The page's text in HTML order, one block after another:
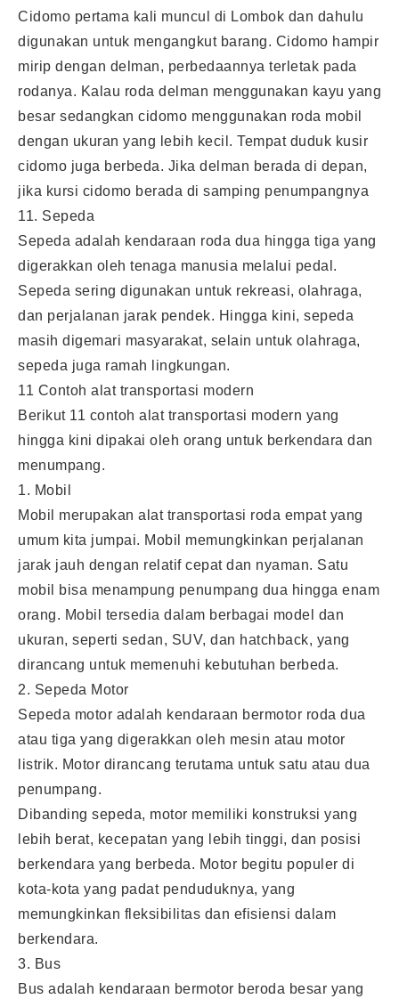
Cidomo pertama kali muncul di Lombok dan dahulu
digunakan untuk mengangkut barang. Cidomo hampir
mirip dengan delman, perbedaannya terletak pada
rodanya. Kalau roda delman menggunakan kayu yang
besar sedangkan cidomo menggunakan roda mobil
dengan ukuran yang lebih kecil. Tempat duduk kusir
cidomo juga berbeda. Jika delman berada di depan,
jika kursi cidomo berada di samping penumpangnya
11. Sepeda
Sepeda adalah kendaraan roda dua hingga tiga yang
digerakkan oleh tenaga manusia melalui pedal.
Sepeda sering digunakan untuk rekreasi, olahraga,
dan perjalanan jarak pendek. Hingga kini, sepeda
masih digemari masyarakat, selain untuk olahraga,
sepeda juga ramah lingkungan.
11 Contoh alat transportasi modern
Berikut 11 contoh alat transportasi modern yang
hingga kini dipakai oleh orang untuk berkendara dan
menumpang.
1. Mobil
Mobil merupakan alat transportasi roda empat yang
umum kita jumpai. Mobil memungkinkan perjalanan
jarak jauh dengan relatif cepat dan nyaman. Satu
mobil bisa menampung penumpang dua hingga enam
orang. Mobil tersedia dalam berbagai model dan
ukuran, seperti sedan, SUV, dan hatchback, yang
dirancang untuk memenuhi kebutuhan berbeda.
2. Sepeda Motor
Sepeda motor adalah kendaraan bermotor roda dua
atau tiga yang digerakkan oleh mesin atau motor
listrik. Motor dirancang terutama untuk satu atau dua
penumpang.
Dibanding sepeda, motor memiliki konstruksi yang
lebih berat, kecepatan yang lebih tinggi, dan posisi
berkendara yang berbeda. Motor begitu populer di
kota-kota yang padat penduduknya, yang
memungkinkan fleksibilitas dan efisiensi dalam
berkendara.
3. Bus
Bus adalah kendaraan bermotor beroda besar yang